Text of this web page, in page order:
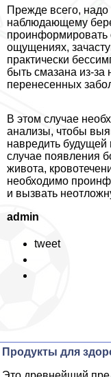
Прежде всего, надо
наблюдающему
ощущениях,
пpaктически
быть смазана из-за
перенесенных
В этом случае
анализы, чтобы
навредить
случае появления
живота,
необходимо
и вызвать
admin
tweet
Продукты для